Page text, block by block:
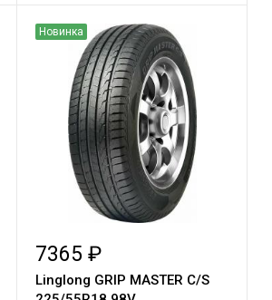
Новинка
7365 ₽
Linglong GRIP MASTER C/S